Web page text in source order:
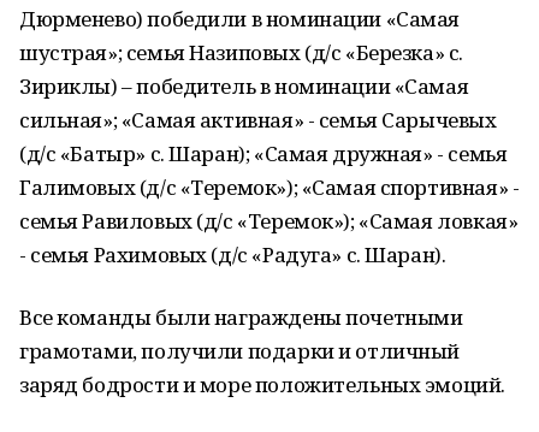
Дюрменево) победили в номинации «Самая
шустрая»; семья Назиповых (д/с «Березка» с.
Зириклы) – победитель в номинации «Самая
сильная»; «Самая активная» - семья Сарычевых
(д/с «Батыр» с. Шаран); «Самая дружная» - семья
Галимовых (д/с «Теремок»); «Самая спортивная» -
семья Равиловых (д/с «Теремок»); «Самая ловкая»
- семья Рахимовых (д/с «Радуга» с. Шаран).
Все команды были награждены почетными
грамотами, получили подарки и отличный
заряд бодрости и море положительных эмоций.